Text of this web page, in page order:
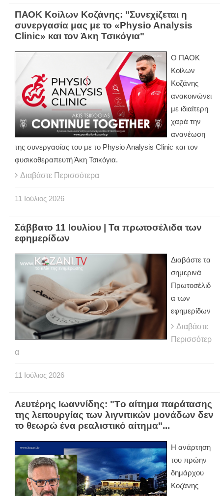
ΠΑΟΚ Κοίλων Κοζάνης: "Συνεχίζεται η
συνεργασία μας με το «Physio Analysis
Clinic» και τον Άκη Τσικόγια"
Ο ΠΑΟΚ
Κοίλων
Κοζάνης
ανακοινώνει
με ιδιαίτερη
χαρά την
ανανέωση
της συνεργασίας του με το Physio Analysis Clinic και τον
φυσικοθεραπευτή Άκη Τσικόγια.
Διαβάστε Περισσότερα
11 Ιούλιος 2026
Σάββατο 11 Ιουλίου | Τα πρωτοσέλιδα των
εφημερίδων
Διαβάστε τα
σημερινά
Πρωτοσέλιδ
α των
εφημερίδων
Διαβάστε
Περισσότερ
α
11 Ιούλιος 2026
Λευτέρης Ιωαννίδης: "Tο αίτημα παράτασης
της λειτουργίας των λιγνιτικών μονάδων δεν
το θεωρώ ένα ρεαλιστικό αίτημα"...
Η ανάρτηση
του πρώην
δημάρχου
Κοζάνης